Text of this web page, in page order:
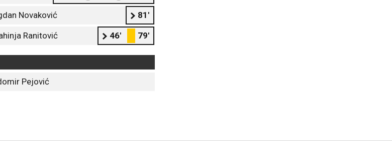
Novaković 81'
Ranitović 46' 79'
Pejović